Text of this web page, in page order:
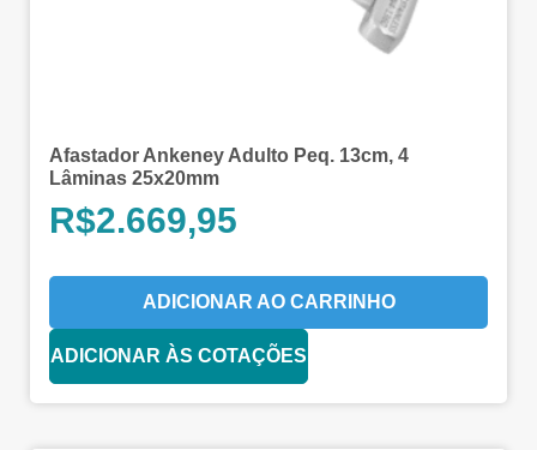
Afastador Ankeney Adulto Peq. 13cm, 4
Lâminas 25x20mm
R$2.669,95
ADICIONAR AO CARRINHO
ADICIONAR ÀS COTAÇÕES